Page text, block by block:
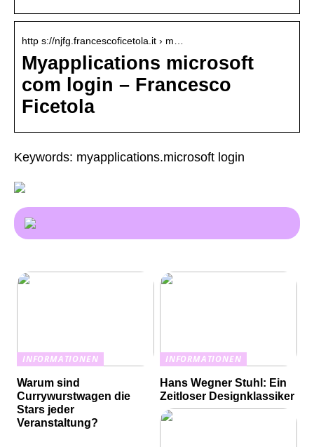
http s://njfg.francescoficetola.it › m…
Myapplications microsoft
com login – Francesco
Ficetola
Keywords: myapplications.microsoft login
INFORMATIONEN
Warum sind
Currywurstwagen die
Stars jeder
Veranstaltung?
INFORMATIONEN
Hans Wegner Stuhl: Ein
Zeitloser Designklassiker